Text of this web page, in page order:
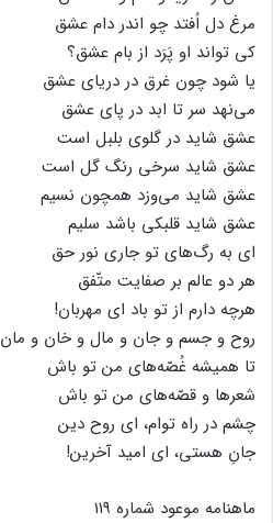
مرغ دل اُفتد چو اندر دام عشق
کی تواند او پَرَد از بام عشق؟
یا شود چون غرق در دریای عشق
می‌نهد سر تا ابد در پای عشق
عشق شاید در گلوی بلبل است
عشق شاید سرخی رنگ گل است
عشق شاید می‌وزد همچون نسیم
عشق شاید قلبکی باشد سلیم
ای به رگ‌های تو جاری نور حق
هر دو عالم بر صفایت متّفق
هرچه دارم از تو باد ای مهربان!
روح و جسم و جان و مال و خان و مان
تا همیشه غُصّه‌های من تو باش
شعرها و قصّه‌های من تو باش
چشم در راه توام، ای روح دین
جانِ هستی، ای امید آخرین!
ماهنامه موعود شماره ۱۱۹